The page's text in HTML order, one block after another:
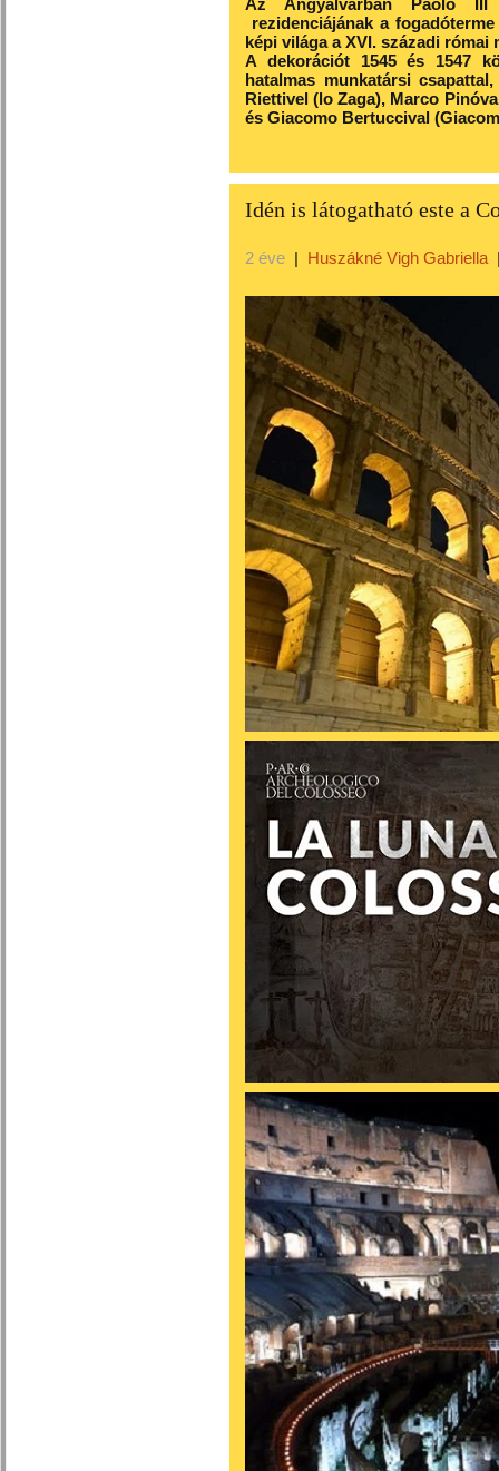
Az Angyalvárban Paolo III
rezidenciájának a
képi világa a XVI. századi római
A dekorációt 1545 és 1547
hatalmas munkatársi
Riettivel (lo Zaga), Marco
és Giacomo Bertuccival
Idén is látogatható este a
2 éve | Huszákné Vigh Gabriella